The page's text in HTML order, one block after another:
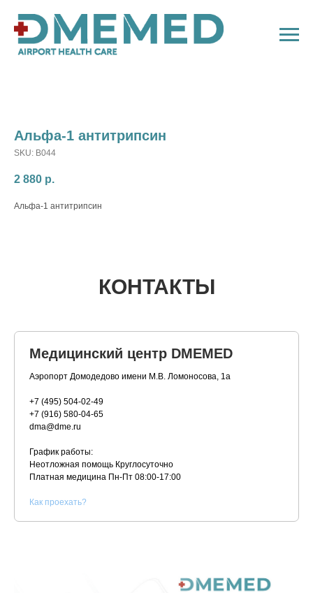
Альфа-1 антитрипсин
SKU: B044
2 880 р.
Альфа-1 антитрипсин
КОНТАКТЫ
Медицинский центр DMEMED
Аэропорт Домодедово имени М.В. Ломоносова, 1а
+7 (495) 504-02-49
+7 (916) 580-04-65
dma@dme.ru
График работы:
Неотложная помощь Круглосуточно
Платная медицина Пн-Пт 08:00-17:00
Как проехать?